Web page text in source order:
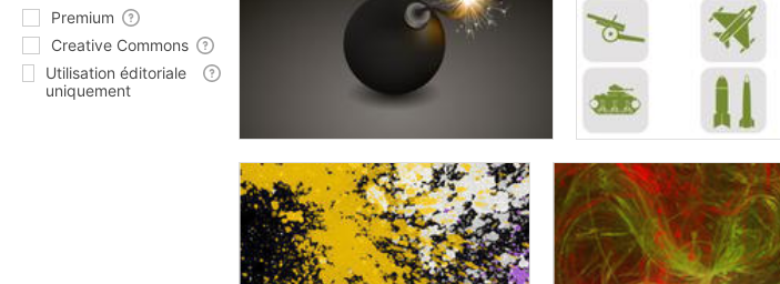
Premium
Creative Commons
Utilisation éditoriale
uniquement